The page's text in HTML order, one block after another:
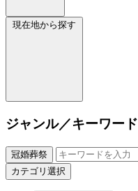
現在地から探す
ジャンル／キーワード
冠婚葬祭
カテゴリ選択